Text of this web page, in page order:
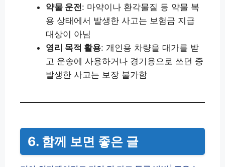
약물 운전: 마약이나 환각물질 등 약물 복
용 상태에서 발생한 사고는 보험금 지급
대상이 아님
영리 목적 활용: 개인용 차량을 대가를 받
고 운송에 사용하거나 경기용으로 쓰던 중
발생한 사고는 보장 불가함
6. 함께 보면 좋은 글